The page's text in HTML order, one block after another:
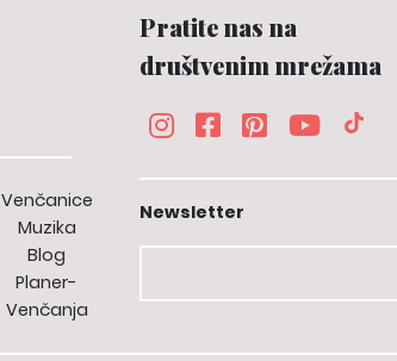
Venčanice
Muzika
Blog
Planer-
Venčanja
Pratite nas na
društvenim mrežama
Newsletter